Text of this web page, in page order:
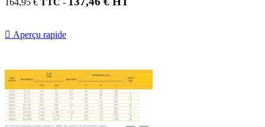
164,95 € TTC -
 Aperçu rapide